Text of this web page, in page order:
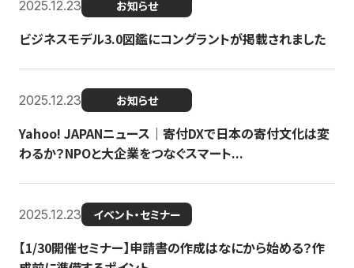
2025.12.23 お知らせ
ビジネスモデル3.0図鑑にコングラントが掲載されました
2025.12.23 お知らせ
Yahoo! JAPANニュース｜寄付DXで日本の寄付文化は変
わるか？NPOと大企業をつなぐスマート...
2025.12.23 イベント・セミナー
【1/30開催セミナー】申請書の作成はなにから始める？作